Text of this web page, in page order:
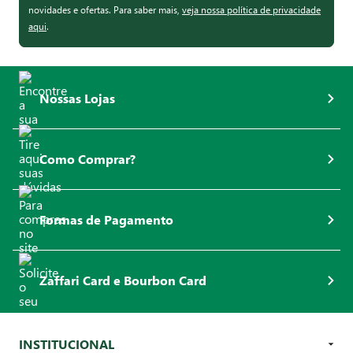
novidades e ofertas. Para saber mais, veja nossa política de privacidade
aqui.
Nossas Lojas
Como Comprar?
Formas de Pagamento
Zaffari Card e Bourbon Card
INSTITUCIONAL